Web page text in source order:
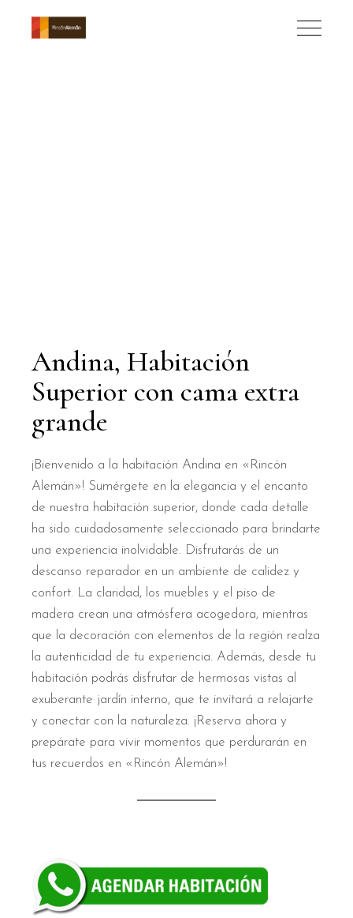
Andina, Habitación
Superior con cama extra
grande
¡Bienvenido a la habitación Andina en «Rincón
Alemán»! Sumérgete en la elegancia y el encanto
de nuestra habitación superior, donde cada detalle
ha sido cuidadosamente seleccionado para brindarte
una experiencia inolvidable. Disfrutarás de un
descanso reparador en un ambiente de calidez y
confort. La claridad, los muebles y el piso de
madera crean una atmósfera acogedora, mientras
que la decoración con elementos de la región realza
la autenticidad de tu experiencia. Además, desde tu
habitación podrás disfrutar de hermosas vistas al
exuberante jardín interno, que te invitará a relajarte
y conectar con la naturaleza. ¡Reserva ahora y
prepárate para vivir momentos que perdurarán en
tus recuerdos en «Rincón Alemán»!